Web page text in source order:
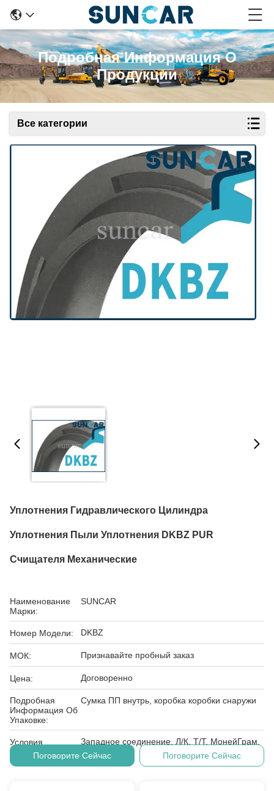
Подробная Информация О
Продукции
Все категории
Уплотнения Гидравлического Цилиндра
Уплотнения Пыли Уплотнения DKBZ PUR
Счищателя Механические
Наименование
Марки:
SUNCAR
Номер Модели: DKBZ
МОК: Признавайте пробный заказ
Цена: Договоренно
Подробная
Информация Об
Упаковке:
Сумка ПП внутрь, коробка коробки снаружи
Условия
Оплаты:
Западное соединение, Л/К, Т/Т, МонейГрам,
Д/А, Д/П
Поговорите Сейчас Поговорите Сейчас